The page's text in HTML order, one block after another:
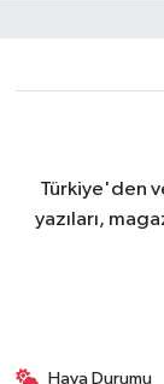
Türkiye'den
yazıları,
Hava Durumu